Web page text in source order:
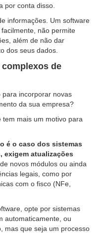
por conta disso.
informações. Um software
não permite
além de não dar
dos seus dados.
de
incorporar novas
da sua empresa?
mais um motivo para
é o caso dos sistemas
exigem atualizações
novos módulos ou ainda
legais, como por
com o fisco (NFe,
opte por sistemas
automaticamente, ou
mas que seja um processo